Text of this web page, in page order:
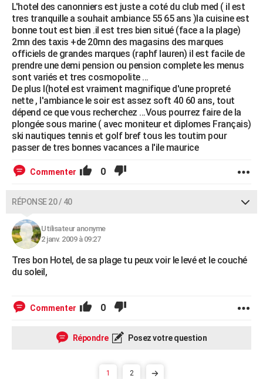
L'hotel des canonniers est juste a coté du club med ( il est
tres tranquille a souhait ambiance 55 65 ans )la cuisine est
bonne tout est bien .il est tres bien situé (face a la plage)
2mn des taxis +de 20mn des magasins des marques
officiels de grandes marques (raphf lauren) il est facile de
prendre une demi pension ou pension complete les menus
sont variés et tres cosmopolite ...
De plus l(hotel est vraiment magnifique d'une propreté
nette , l'ambiance le soir est assez soft 40 60 ans, tout
dépend ce que vous recherchez ...Vous pourrez faire de la
plongée sous marine ( avec moniteur et diplomes Français)
ski nautiques tennis et golf bref tous les toutim pour
passer de tres bonnes vacances a l'ile maurice
Commenter 0
RÉPONSE 20 / 40
Utilisateur anonyme
2 janv. 2009 à 09:27
Tres bon Hotel, de sa plage tu peux voir le levé et le couché
du soleil,
Commenter 0
Répondre Posez votre question
1 2